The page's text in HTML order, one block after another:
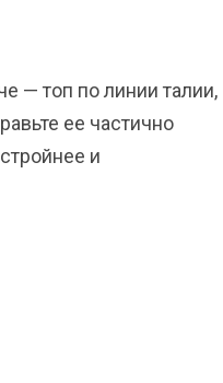
— топ по линии талии,
ее частично
и